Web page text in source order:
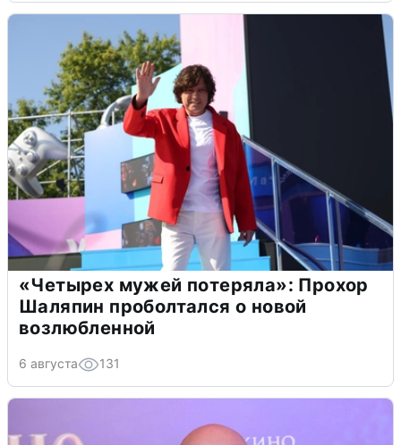
«Четырех мужей потеряла»: Прохор
Шаляпин проболтался о новой
возлюбленной
6 августа 131